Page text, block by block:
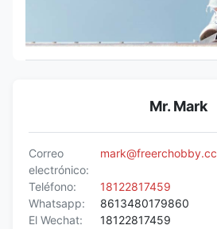
Mr. Mark
Correo
electrónico:
mark@freerchobby.cc
Teléfono:
18122817459
Whatsapp:
8613480179860
El Wechat:
18122817459